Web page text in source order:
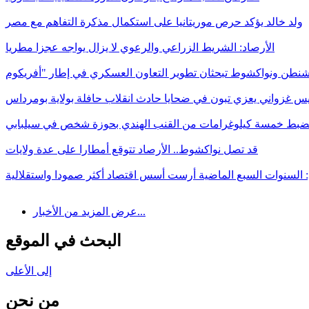
ولد خالد يؤكد حرص موريتانيا على استكمال مذكرة التفاهم مع مصر
الأرصاد: الشريط الزراعي والرعوي لا يزال يواجه عجزا مطريا
غزواني يعزي تبون في ضحايا حادث انقلاب حافلة بولاية بومرداس
يضبط خمسة كيلوغرامات من القنب الهندي بحوزة شخص في سيلبابي
قد تصل نواكشوط.. الأرصاد تتوقع أمطارا على عدة ولايات
السنوات السبع الماضية أرست أسس اقتصاد أكثر صمودا واستقلالية
عرض المزيد من الأخبار...
البحث في الموقع
إلى الأعلى
من نحن